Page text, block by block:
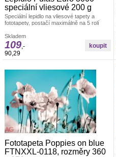
speciální vliesové 200 g
Speciální lepidlo na vliesové tapety a
fototapety, postačí maximálně na 5 rolí
Skladem
109 ,-
90,29
Fototapeta Poppies on blue
FTNXXL-0118, rozměry 360